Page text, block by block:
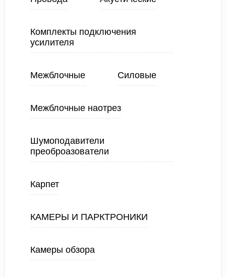
Комплекты подключения
усилителя
Межблочные Силовые
Межблочные наотрез
Шумоподавители
преоброазователи
Карпет
КАМЕРЫ И ПАРКТРОНИКИ
Камеры обзора